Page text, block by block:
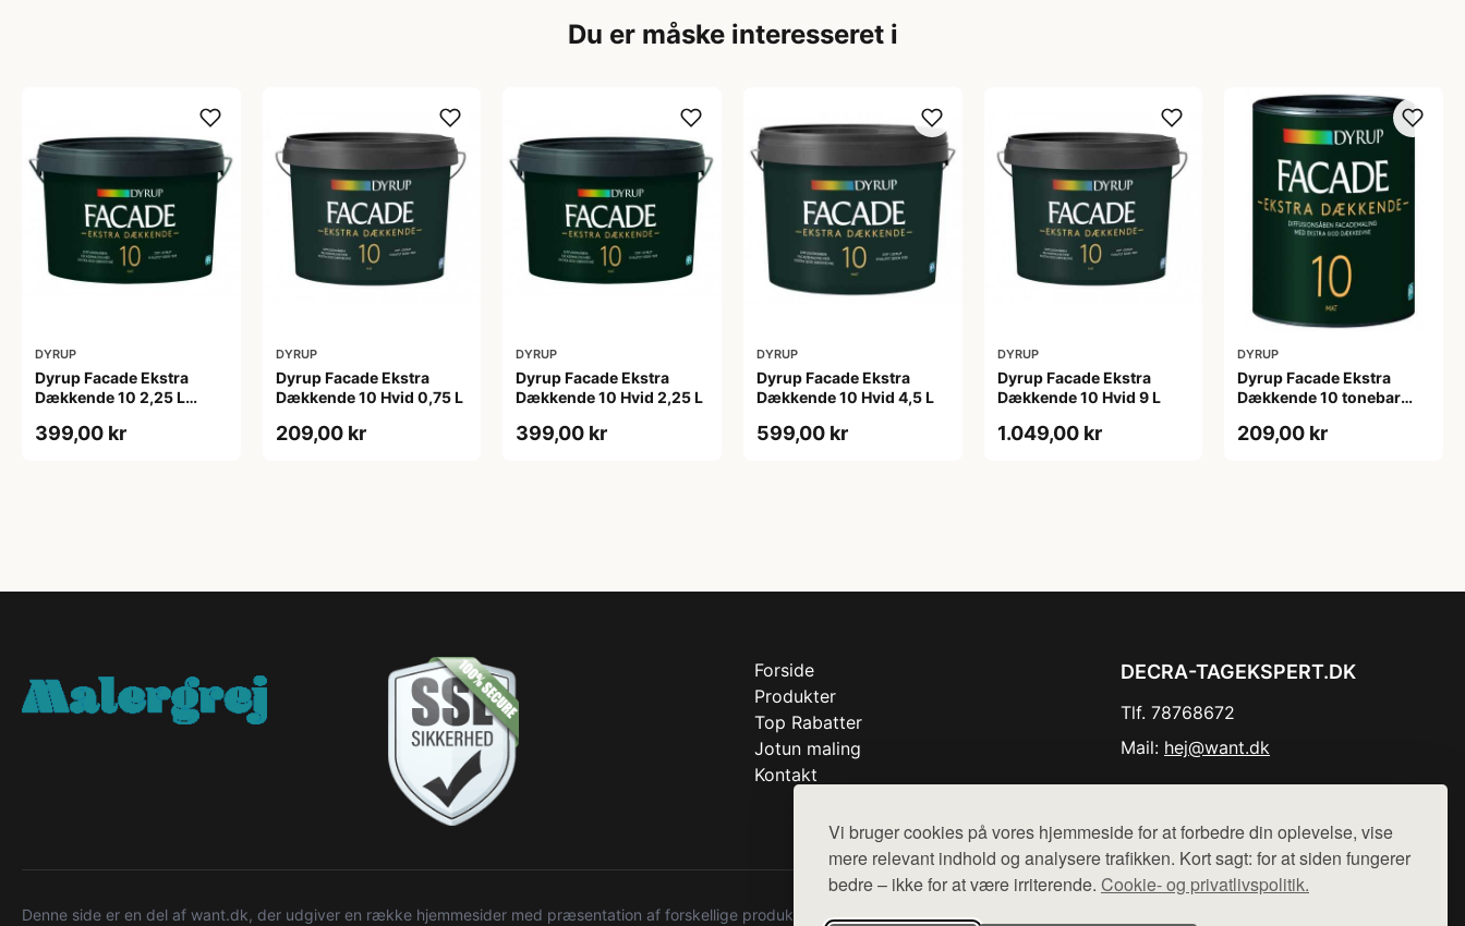
Vi bruger cookies på vores hjemmeside for at forbedre din oplevelse, vise
mere relevant indhold og analysere trafikken. Kort sagt: for at siden fungerer
bedre – ikke for at være irriterende. Cookie- og privatlivspolitik.
Du er måske interesseret i
DYRUP
Dyrup Facade Ekstra
Dækkende 10 2,25 L
399,00 kr
DYRUP
Dyrup Facade Ekstra
Dækkende 10 Hvid 0,75 L
209,00 kr
DYRUP
Dyrup Facade Ekstra
Dækkende 10 Hvid 2,25 L
399,00 kr
DYRUP
Dyrup Facade Ekstra
Dækkende 10 Hvid 4,5 L
599,00 kr
DYRUP
Dyrup Facade Ekstra
Dækkende 10 Hvid 9 L
1.049,00 kr
DYRUP
Dyrup Facade Ekstra
Dækkende 10 tonebar
209,00 kr
Forside
Produkter
Top Rabatter
Jotun maling
Kontakt
DECRA-TAGEKSPERT.DK
Tlf. 78768672
Mail: hej@want.dk
Denne side er en del af want.dk, der udgiver en række hjemmesider med præsentation af forskellige produkter fra diverse webshops. Der sælges ikke varer fra denne side - vi henviser til de shops,